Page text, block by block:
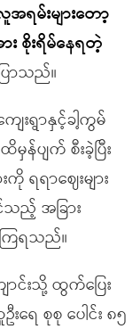
မ်းများတော့
စိုးရိမ်နေရတဲ့
ာသည်။
ေးရွာနှင့်ခါ့ကွမ်
န်ပျက် စီးခဲ့ပြီး
ကို ရရာဈေးများ
င်သည့် အခြား
ကြရသည်။
ာင်းသို့ ထွက်ပြေး
ေ စုစု ပေါင်း ၈၅